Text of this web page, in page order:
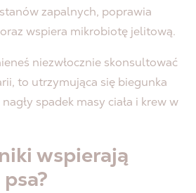
zapalnych, poprawia
wspiera mikrobiotę jelitową.
niezwłocznie skonsultować
to utrzymująca się biegunka
spadek masy ciała i krew w
wspierają